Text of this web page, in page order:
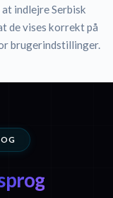
indlejre Serbisk
de vises korrekt på
brugerindstillinger.